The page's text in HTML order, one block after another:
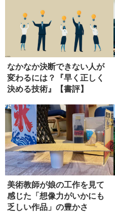
なかなか決断できない人が
変わるには？『早く正しく
決める技術』【書評】
美術教師が娘の工作を見て
感じた「想像力がいかにも
乏しい作品」の豊かさ